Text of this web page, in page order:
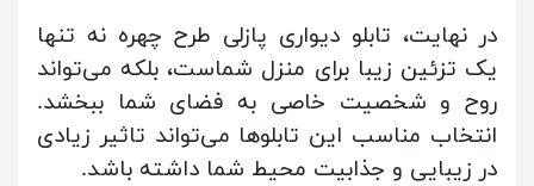
در نهایت، تابلو دیواری پازلی طرح چهره نه تنها
یک تزئین زیبا برای منزل شماست، بلکه می‌تواند
روح و شخصیت خاصی به فضای شما ببخشد.
انتخاب مناسب این تابلوها می‌تواند تاثیر زیادی
در زیبایی و جذابیت محیط شما داشته باشد.